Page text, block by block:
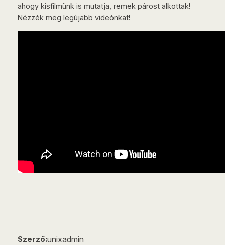
ahogy kisfilmünk is mutatja, remek párost alkottak!
Nézzék meg legújabb videónkat!
Szerző:unixadmin